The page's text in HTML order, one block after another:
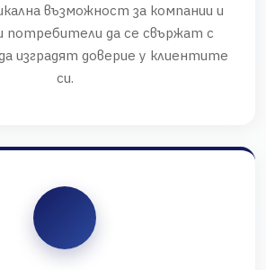
възможност за компании и
потребители да се свържат с
изградят доверие у клиентите
си.